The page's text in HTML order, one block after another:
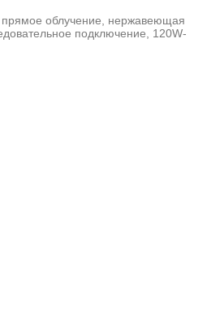
облучение, нержавеющая
подключение, 120W-